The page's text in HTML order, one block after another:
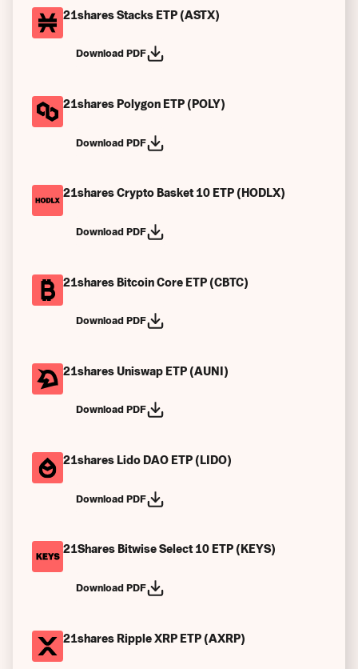
21shares Stacks ETP (ASTX)
Download PDF
21shares Polygon ETP (POLY)
Download PDF
21shares Crypto Basket 10 ETP (HODLX)
Download PDF
21shares Bitcoin Core ETP (CBTC)
Download PDF
21shares Uniswap ETP (AUNI)
Download PDF
21shares Lido DAO ETP (LIDO)
Download PDF
21Shares Bitwise Select 10 ETP (KEYS)
Download PDF
21shares Ripple XRP ETP (AXRP)